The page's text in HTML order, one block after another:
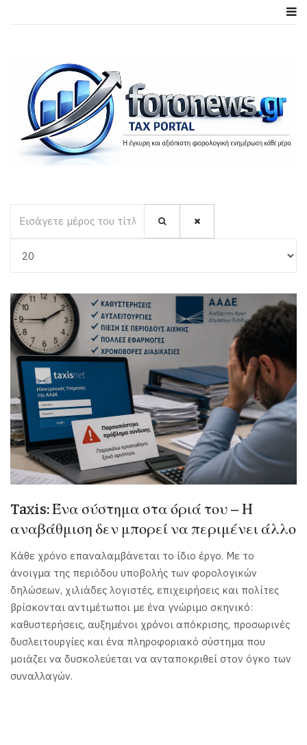
Taxis: Ένα σύστημα στα όριά του – Η
αναβάθμιση δεν μπορεί να περιμένει άλλο
Κάθε χρόνο επαναλαμβάνεται το ίδιο έργο. Με το
άνοιγμα της περιόδου υποβολής των φορολογικών
δηλώσεων, χιλιάδες λογιστές, επιχειρήσεις και πολίτες
βρίσκονται αντιμέτωποι με ένα γνώριμο σκηνικό:
καθυστερήσεις, αυξημένοι χρόνοι απόκρισης, προσωρινές
δυσλειτουργίες και ένα πληροφοριακό σύστημα που
μοιάζει να δυσκολεύεται να ανταποκριθεί στον όγκο των
συναλλαγών.